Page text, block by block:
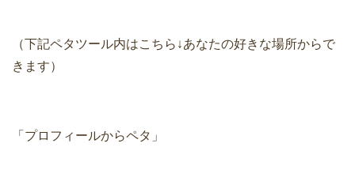
（下記ペタツール内はこちら↓あなたの好きな場所からで
きます）
「プロフィールからペタ」